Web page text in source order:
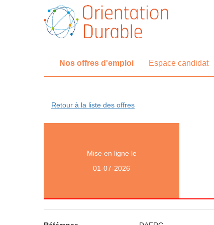
Nos offres d'emploi Espace candidat
Retour à la liste des offres
Mise en ligne le
01-07-2026